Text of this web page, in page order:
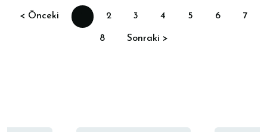
< Önceki 2 3 4 5 6 7
8 Sonraki >